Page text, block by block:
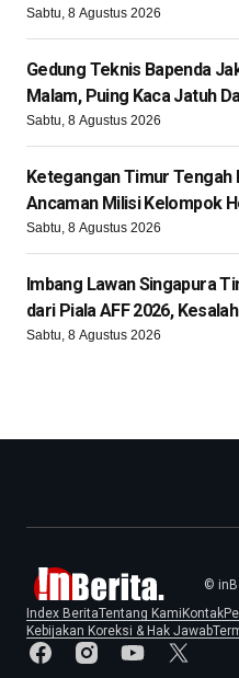
Sabtu, 8 Agustus 2026
Gedung Teknis Bapenda
Malam, Puing Kaca Jatuh
Sabtu, 8 Agustus 2026
Ketegangan Timur Tengah
Ancaman Milisi Kelompok
Sabtu, 8 Agustus 2026
Imbang Lawan Singapura
dari Piala AFF 2026,
Sabtu, 8 Agustus 2026
©
Index BeritaTentang Kami Kontak
Kebijakan Koreksi & Hak Jawab